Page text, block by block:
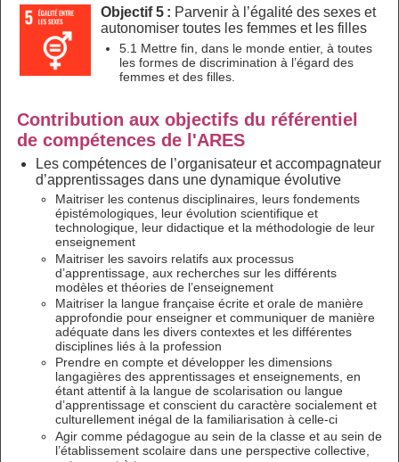
Objectif 5 : Parvenir à l’égalité des sexes et
autonomiser toutes les femmes et les filles
5.1 Mettre fin, dans le monde entier, à toutes
les formes de discrimination à l’égard des
femmes et des filles.
Contribution aux objectifs du référentiel
de compétences de l'ARES
Les compétences de l’organisateur et accompagnateur
d’apprentissages dans une dynamique évolutive
Maitriser les contenus disciplinaires, leurs fondements
épistémologiques, leur évolution scientifique et
technologique, leur didactique et la méthodologie de leur
enseignement
Maitriser les savoirs relatifs aux processus
d’apprentissage, aux recherches sur les différents
modèles et théories de l’enseignement
Maitriser la langue française écrite et orale de manière
approfondie pour enseigner et communiquer de manière
adéquate dans les divers contextes et les différentes
disciplines liés à la profession
Prendre en compte et développer les dimensions
langagières des apprentissages et enseignements, en
étant attentif à la langue de scolarisation ou langue
d’apprentissage et conscient du caractère socialement et
culturellement inégal de la familiarisation à celle-ci
Agir comme pédagogue au sein de la classe et au sein de
l’établissement scolaire dans une perspective collective,